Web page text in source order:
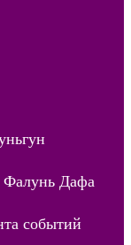
Дафа
событий